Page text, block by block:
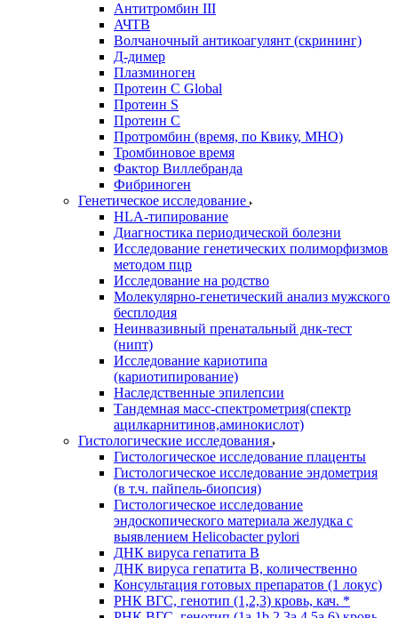
Антитромбин III
АЧТВ
Волчаночный антикоагулянт (скрининг)
Д-димер
Плазминоген
Протеин C Global
Протеин S
Протеин С
Протромбин (время, по Квику, МНО)
Тромбиновое время
Фактор Виллебранда
Фибриноген
Генетическое исследование
HLA-типирование
Диагностика периодической болезни
Исследование генетических полиморфизмов
методом пцр
Исследование на родство
Молекулярно-генетический анализ мужского
бесплодия
Неинвазивный пренатальный днк-тест
(нипт)
Исследование кариотипа
(кариотипирование)
Наследственные эпилепсии
Тандемная масс-спектрометрия(спектр
ацилкарнитинов,аминокислот)
Гистологические исследования
Гистологическое исследование плаценты
Гистологическое исследование эндометрия
(в т.ч. пайпель-биопсия)
Гистологическое исследование
эндоскопического материала желудка с
выявлением Helicobacter pylori
ДНК вируса гепатита B
ДНК вируса гепатита B, количественно
Консультация готовых препаратов (1 локус)
РНК ВГC, генотип (1,2,3) кровь, кач. *